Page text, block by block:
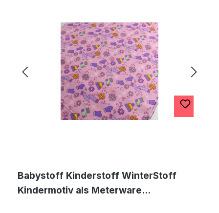
Babystoff Kinderstoff WinterStoff
Kindermotiv als Meterware